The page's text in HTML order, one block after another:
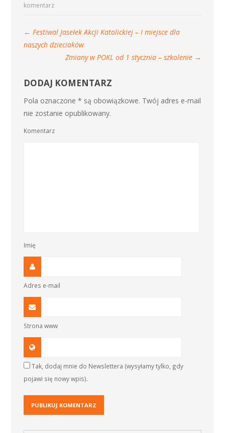
komentarz
← Festiwal Jasełek Akcji Katolickiej – I miejsce dla
naszych dzieciaków
Zmiany w POKL od 1 stycznia – szkolenie →
DODAJ KOMENTARZ
Pola oznaczone * są obowiązkowe. Twój adres e-mail
nie zostanie opublikowany.
Komentarz
Imię
Adres e-mail
Strona www
Tak, dodaj mnie do Newslettera (wysyłamy tylko, gdy
pojawi się nowy wpis).